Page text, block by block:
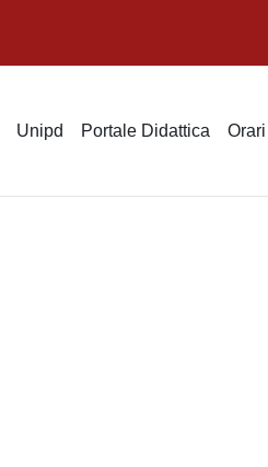
Unipd Portale Didattica Orari